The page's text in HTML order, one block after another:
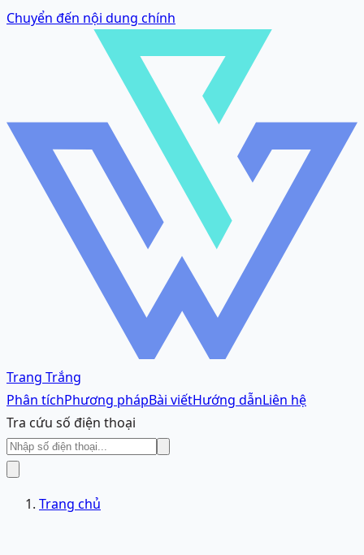
Chuyển đến nội dung chính
Trang Trắng
Phân tíchPhương phápBài viếtHướng dẫnLiên hệ
Tra cứu số điện thoại
Trang chủ